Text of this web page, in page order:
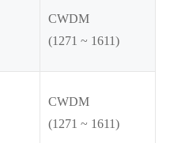
CWDM
(1271 ~ 1611)
CWDM
(1271 ~ 1611)